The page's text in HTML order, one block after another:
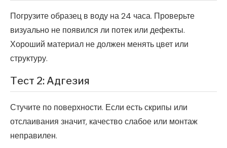
Погрузите образец в воду на 24 часа. Проверьте
визуально не появился ли потек или дефекты.
Хороший материал не должен менять цвет или
структуру.
Тест 2: Адгезия
Стучите по поверхности. Если есть скрипы или
отслаивания значит, качество слабое или монтаж
неправилен.